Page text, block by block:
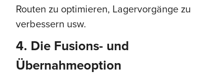
Routen zu optimieren, Lagervorgänge zu
verbessern usw.
4. Die Fusions- und
Übernahmeoption